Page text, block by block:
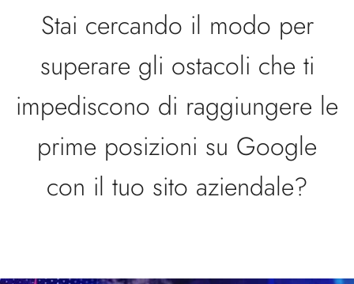
Stai cercando il modo per
superare gli ostacoli che ti
impediscono di raggiungere le
prime posizioni su Google
con il tuo sito aziendale?